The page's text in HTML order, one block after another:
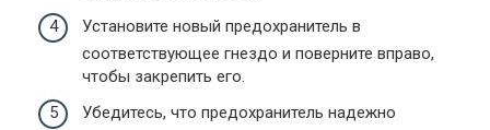
Установите новый предохранитель в
соответствующее гнездо и поверните вправо,
чтобы закрепить его.
Убедитесь, что предохранитель надежно